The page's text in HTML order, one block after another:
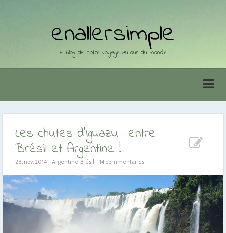
enallersimple
le blog de notre voyage autour du monde
Les chutes d’Iguazu : entre
Brésil et Argentine !
28. nov. 2014 Argentine, Brésil 14 commentaires